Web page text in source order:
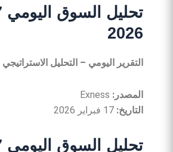
2026
التقرير اليومي – التحليل الاستراتيجي
المصدر :
التاريخ: